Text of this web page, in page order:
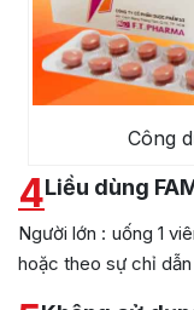
Công
4Liều dùng
Người lớn : uống 1
hoặc theo sự chỉ